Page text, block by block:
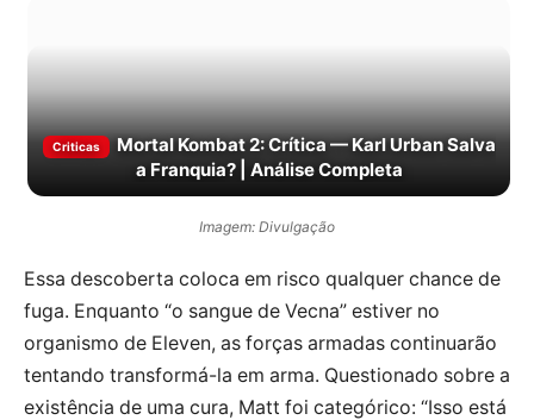
Criticas
Mortal Kombat 2: Crítica — Karl Urban Salva
a Franquia? | Análise Completa
Imagem: Divulgação
Essa descoberta coloca em risco qualquer chance de
fuga. Enquanto “o sangue de Vecna” estiver no
organismo de Eleven, as forças armadas continuarão
tentando transformá-la em arma. Questionado sobre a
existência de uma cura, Matt foi categórico: “Isso está